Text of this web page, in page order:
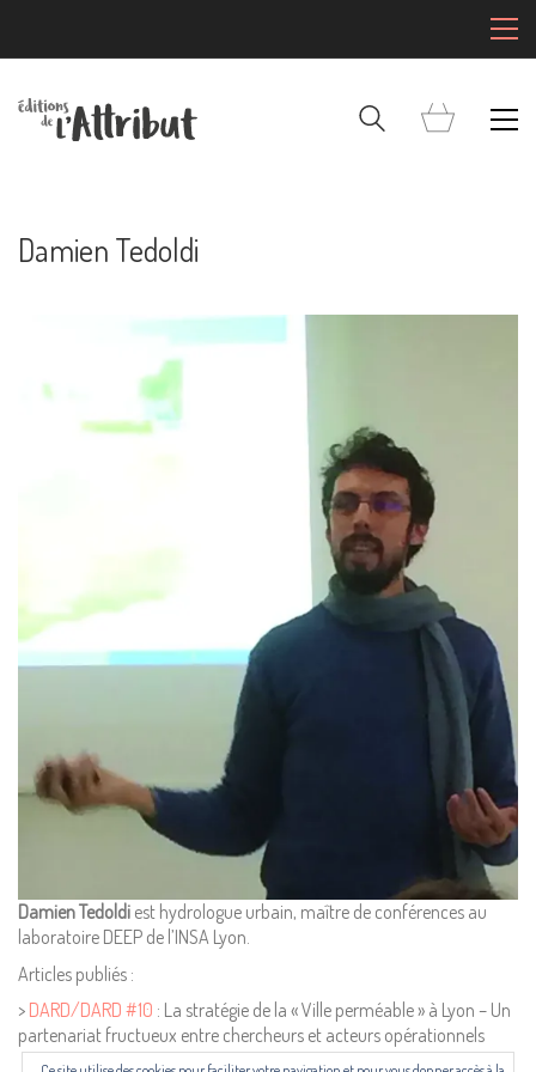
Damien Tedoldi
Damien Tedoldi est hydrologue urbain, maître de conférences au
laboratoire DEEP de l’INSA Lyon.
Articles publiés :
> DARD/DARD #10 : La stratégie de la « Ville perméable » à Lyon – Un
partenariat fructueux entre chercheurs et acteurs opérationnels
Mentions Légales
Pour consulter nos CGV,
mentions légales,
politique de cookies :
cliquez ici
Pour nous contacter ou s'inscrire à l'infolettre mensuelle
diffusion@editions-attribut.fr